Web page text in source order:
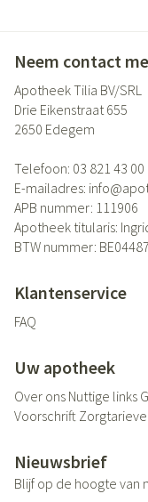
Neem contact
Apotheek Tilia BV/SRL
Drie Eikenstraat 655
2650 Edegem
Telefoon: 03 821 43 00
E-mailadres: info@
APB nummer: 111906
Apotheek titularis:
BTW nummer:
Klantenservice
FAQ
Uw apotheek
Over ons Nuttige links
Voorschrift
Nieuwsbrief
Blijf op de hoogte